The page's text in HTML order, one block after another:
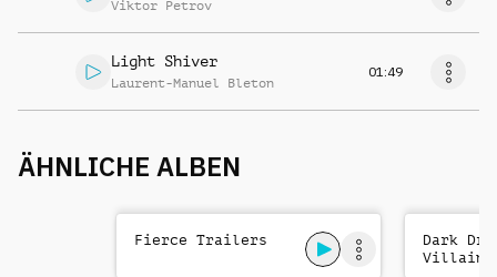
Viktor Petrov
Light Shiver
Laurent-Manuel Bleton
01:49
ÄHNLICHE ALBEN
Fierce Trailers
Dark
Villains